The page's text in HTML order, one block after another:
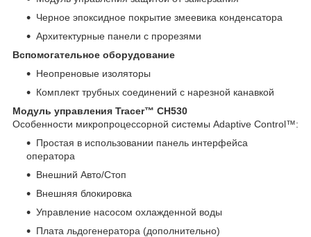
Черное эпоксидное покрытие змеевика конденсатора
Архитектурные панели с прорезями
Вспомогательное оборудование
Неопреновые изоляторы
Комплект трубных соединений с нарезной канавкой
Модуль управления Tracer™ CH530
Особенности микропроцессорной системы Adaptive Control™:
Простая в использовании панель интерфейса
оператора
Внешний Авто/Стоп
Внешняя блокировка
Управление насосом охлажденной воды
Плата льдогенератора (дополнительно)